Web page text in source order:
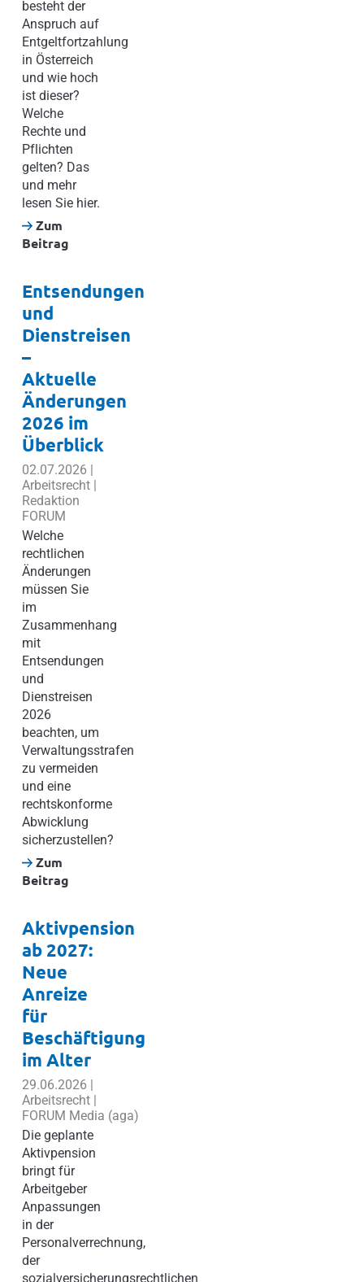
besteht der
Anspruch auf
Entgeltfortzahlung
in Österreich
und wie hoch
ist dieser?
Welche
Rechte und
Pflichten
gelten? Das
und mehr
lesen Sie hier.
Zum
Beitrag
Entsendungen
und
Dienstreisen
–
Aktuelle
Änderungen
2026 im
Überblick
02.07.2026 |
Arbeitsrecht |
Redaktion
FORUM
Welche
rechtlichen
Änderungen
müssen Sie
im
Zusammenhang
mit
Entsendungen
und
Dienstreisen
2026
beachten, um
Verwaltungsstrafen
zu vermeiden
und eine
rechtskonforme
Abwicklung
sicherzustellen?
Zum
Beitrag
Aktivpension
ab 2027:
Neue
Anreize
für
Beschäftigung
im Alter
29.06.2026 |
Arbeitsrecht |
FORUM Media (aga)
Die geplante
Aktivpension
bringt für
Arbeitgeber
Anpassungen
in der
Personalverrechnung,
der
sozialversicherungsrechtlichen